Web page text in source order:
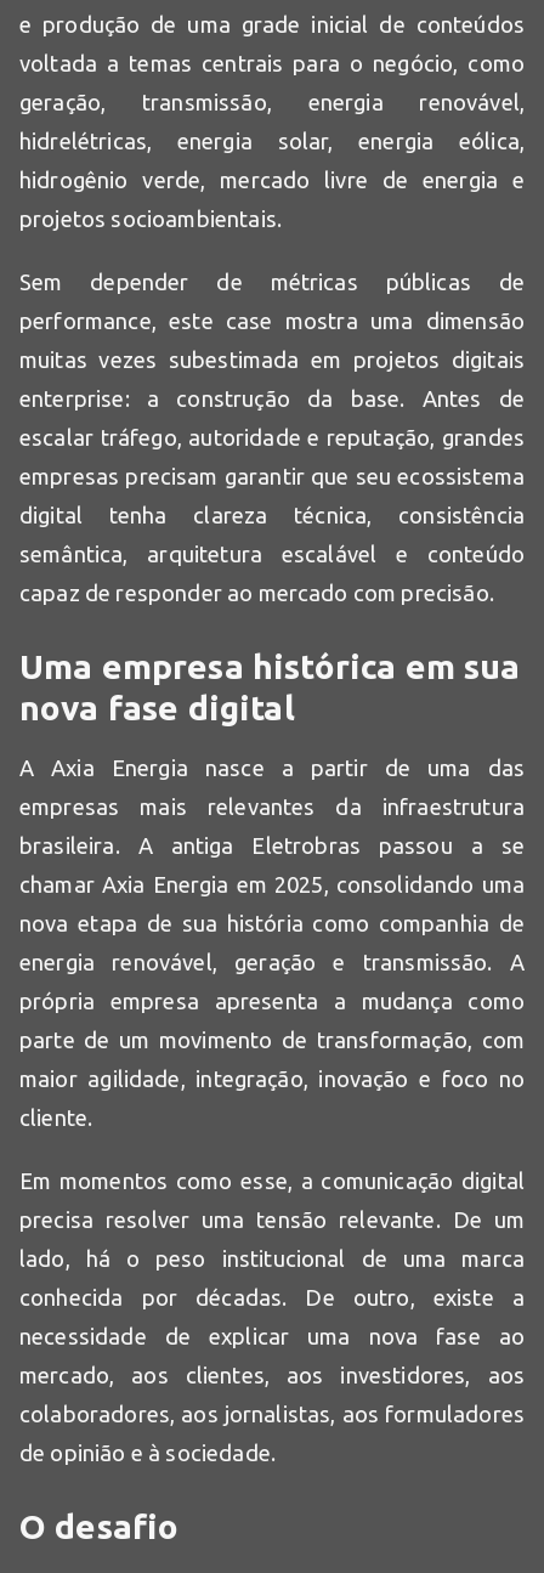
e produção de uma grade inicial de conteúdos
voltada a temas centrais para o negócio, como
geração, transmissão, energia renovável,
hidrelétricas, energia solar, energia eólica,
hidrogênio verde, mercado livre de energia e
projetos socioambientais.
Sem depender de métricas públicas de
performance, este case mostra uma dimensão
muitas vezes subestimada em projetos digitais
enterprise: a construção da base. Antes de
escalar tráfego, autoridade e reputação, grandes
empresas precisam garantir que seu ecossistema
digital tenha clareza técnica, consistência
semântica, arquitetura escalável e conteúdo
capaz de responder ao mercado com precisão.
Uma empresa histórica em sua
nova fase digital
A Axia Energia nasce a partir de uma das
empresas mais relevantes da infraestrutura
brasileira. A antiga Eletrobras passou a se
chamar Axia Energia em 2025, consolidando uma
nova etapa de sua história como companhia de
energia renovável, geração e transmissão. A
própria empresa apresenta a mudança como
parte de um movimento de transformação, com
maior agilidade, integração, inovação e foco no
cliente.
Em momentos como esse, a comunicação digital
precisa resolver uma tensão relevante. De um
lado, há o peso institucional de uma marca
conhecida por décadas. De outro, existe a
necessidade de explicar uma nova fase ao
mercado, aos clientes, aos investidores, aos
colaboradores, aos jornalistas, aos formuladores
de opinião e à sociedade.
O desafio